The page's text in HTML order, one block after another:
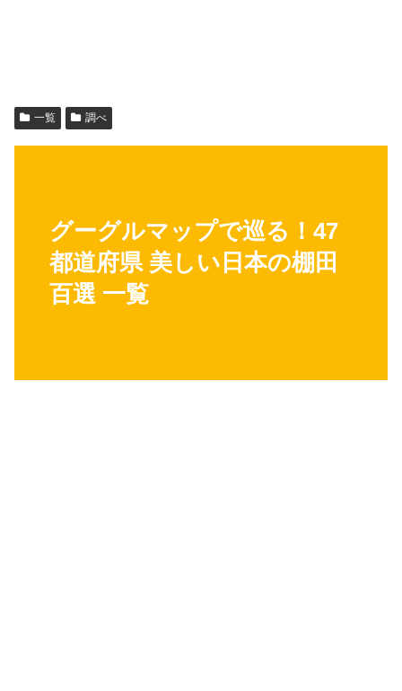
一覧 調べ
グーグルマップで巡る！47
都道府県 美しい日本の棚田
百選 一覧